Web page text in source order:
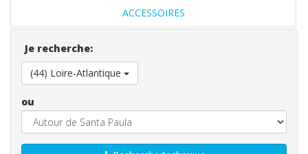
ACCESSOIRES
Je recherche:
(44) Loire-Atlantique
ou